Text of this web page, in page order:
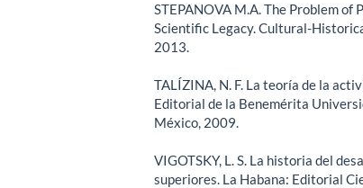
STEPANOVA M.A. The Problem of
Scientific Legacy. Cultural-
2013.
TALÍZINA, N. F. La teoría de la
Editorial de la Benemérita
México, 2009.
VIGOTSKY, L. S. La historia del
superiores. La Habana: Editorial